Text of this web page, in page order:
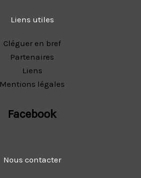
Liens utiles
Cléguer en bref
Partenaires
Liens
Mentions légales
Facebook
Nous contacter